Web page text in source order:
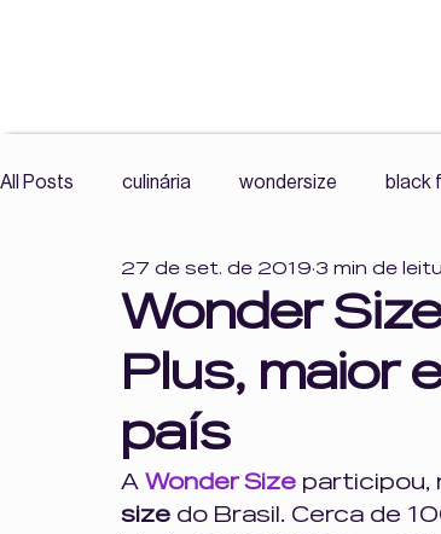
All Posts culinária wondersize black
exercícios mercado livre wonder size
comunidade histórias reais
Cultura Fitness, Corpo e Autonomia,
Wonder
Plus, maior
país
27 de set. de 2019 3 min de
A Wonder Size participou,
size do Brasil. Cerca de